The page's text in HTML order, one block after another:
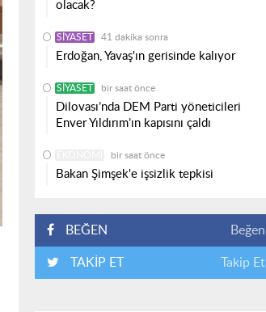
olacak?
SIYASET 41 dakika sonra
Erdoğan, Yavaş'ın gerisinde kalıyor
SIYASET bir saat önce
Dilovası’nda DEM Parti yöneticileri
Enver Yıldırım’ın kapısını çaldı
bir saat önce
Bakan Şimşek'e işsizlik tepkisi
BEĞEN Beğen
TAKİP ET Takip Et